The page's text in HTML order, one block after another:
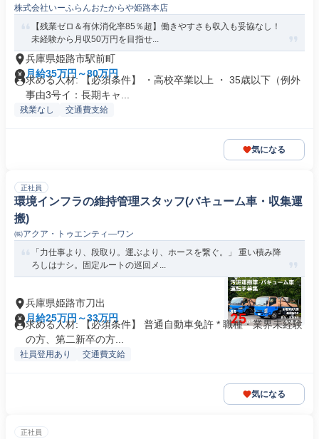
株式会社いーふらんおたからや姫路本店
【残業ゼロ＆有休消化率85％超】働きやすさも収入も妥協なし！
未経験から月収50万円を目指せ...
兵庫県姫路市駅前町
月給35万円～80万円
求める人材: 【必須条件】 ・高校卒業以上 ・ 35歳以下（例外
事由3号イ：長期キャ...
残業なし 交通費支給
気になる
正社員
環境インフラの維持管理スタッフ(バキューム車・収集運
搬)
㈱アクア・トゥエンティ―ワン
「力仕事より、段取り。運ぶより、ホースを繋ぐ。」 重い積み降
ろしはナシ。固定ルートの巡回メ...
兵庫県姫路市刀出
月給25万円～33万円
求める人材: 【必須条件】 普通自動車免許 * 職種・業界未経験
の方、第二新卒の方...
社員登用あり 交通費支給
気になる
正社員